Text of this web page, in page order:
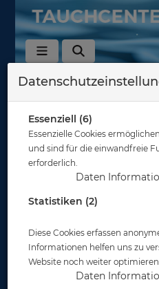
Essenziell (6)
Essenzielle Cookies
und sind für die einwandfreie
erforderlich.
Daten
Statistiken (2)
Diese Cookies erfassen
Informationen helfen uns zu
Website noch weiter
Daten